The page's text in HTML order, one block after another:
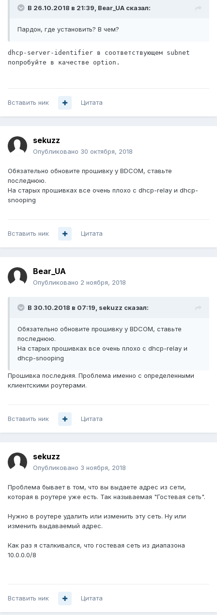
В 26.10.2018 в 21:39, Bear_UA сказал:
Пардон, где установить? В чем?
dhcp-server-identifier в соответствующем subnet
попробуйте в качестве option.
Вставить ник Цитата
sekuzz
Опубликовано 30 октября, 2018
Обязательно обновите прошивку у BDCOM, ставьте
последнюю.
На старых прошивках все очень плохо с dhcp-relay и dhcp-
snooping
Вставить ник Цитата
Bear_UA
Опубликовано 2 ноября, 2018
В 30.10.2018 в 07:19, sekuzz сказал:
Обязательно обновите прошивку у BDCOM, ставьте
последнюю.
На старых прошивках все очень плохо с dhcp-relay и
dhcp-snooping
Прошивка последняя. Проблема именно с определенными
клиентскими роутерами.
Вставить ник Цитата
sekuzz
Опубликовано 3 ноября, 2018
Проблема бывает в том, что вы выдаете адрес из сети,
которая в роутере уже есть. Так называемая "Гостевая сеть".
Нужно в роутере удалить или изменить эту сеть. Ну или
изменить выдаваемый адрес.
Как раз я сталкивался, что гостевая сеть из диапазона
10.0.0.0/8
Вставить ник Цитата